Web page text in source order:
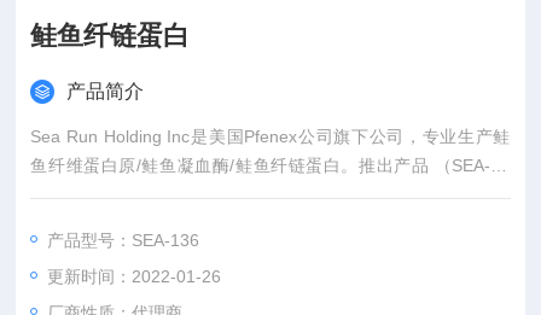
鲑鱼纤链蛋白
产品简介
Sea Run Holding Inc是美国Pfenex公司旗下公司，专业生产鲑
鱼纤维蛋白原/鲑鱼凝血酶/鲑鱼纤链蛋白。推出产品 （SEA-13
6） Salmon Fibronectin （5 mg）。
产品型号：SEA-136
更新时间：2022-01-26